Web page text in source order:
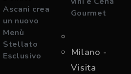
Ascani crea
un nuovo
Menù
Stellato
Esclusivo
Gourmet
Milano -
Visita